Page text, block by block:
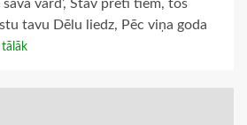
vārd’, Stāv preti tiem, tos
tavu Dēlu liedz, Pēc viņa goda
tālāk